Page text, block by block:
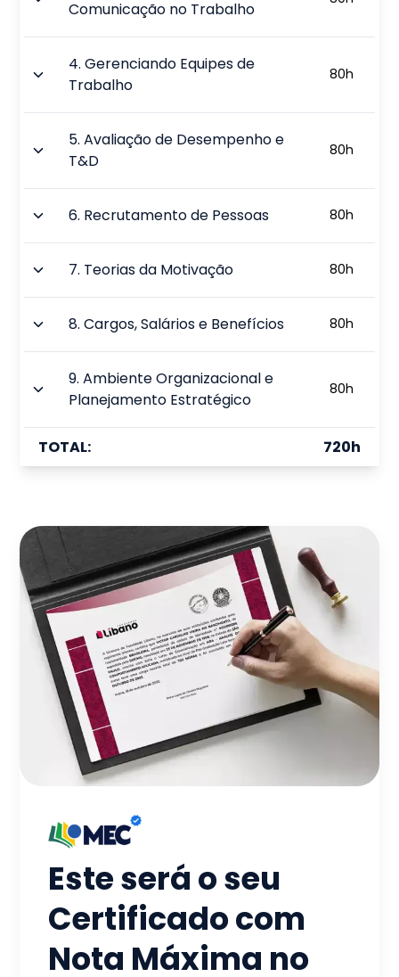
Comunicação no Trabalho
4.Gerenciando Equipes de
Trabalho
80h
5.Avaliação de Desempenho e
T&D
80h
6. Recrutamento de Pessoas 80h
7. Teorias da Motivação 80h
8.Cargos, Salários e Benefícios 80h
9.Ambiente Organizacional e
Planejamento Estratégico
80h
TOTAL: 720h
Este será o seu
Certificado com
Nota Máxima no